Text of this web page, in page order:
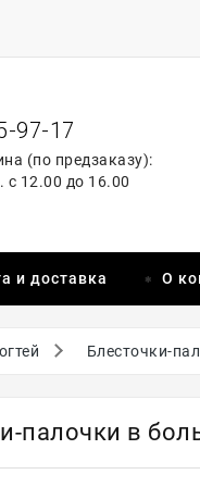
97-17
(по предзаказу):
с 12.00 до 16.00
и доставка О
Блесточки-
палочки в